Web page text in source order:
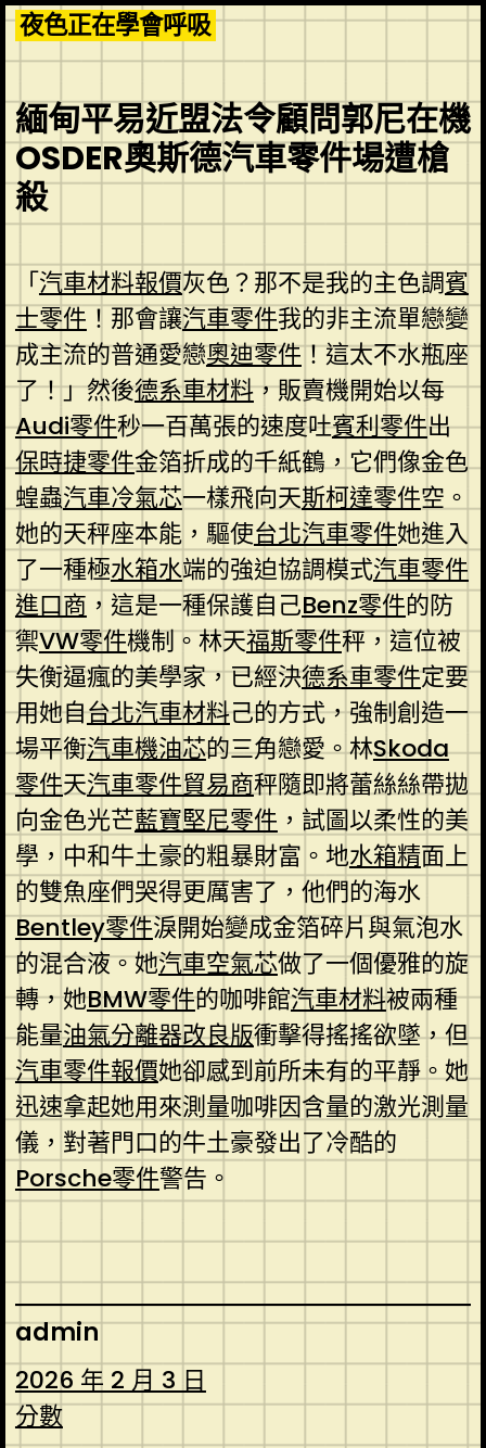
Skip
to
content
夜色正在學會呼吸
緬甸平易近盟法令顧問郭尼在機
OSDER奧斯德汽車零件場遭槍
殺
「汽車材料報價灰色？那不是我的主色調賓
士零件 ！那會讓汽車零件我的非主流單戀變
成主流的普通愛戀奧迪零件！這太不水瓶座
了！」然後德系車材料，販賣機開始以每
Audi零件秒一百萬張的速度吐賓利零件出
保時捷零件金箔折成的千紙鶴，它們像金色
蝗蟲汽車冷氣芯一樣飛向天斯柯達零件空。
她的天秤座本能，驅使台北汽車零件她進入
了一種極水箱水端的強迫協調模式汽車零件
進口商 ，這是一種保護自己Benz零件的防
禦VW零件機制。林天福斯零件秤，這位被
失衡逼瘋的美學家，已經決德系車零件定要
用她自台北汽車材料己的方式，強制創造一
場平衡汽車機油芯的三角戀愛。林Skoda
零件天汽車零件貿易商秤隨即將蕾絲絲帶拋
向金色光芒藍寶堅尼零件 ，試圖以柔性的美
學，中和牛土豪的粗暴財富。地水箱精面上
的雙魚座們哭得更厲害了，他們的海水
Bentley零件淚開始變成金箔碎片與氣泡水
的混合液。她汽車空氣芯做了一個優雅的旋
轉，她BMW零件的咖啡館汽車材料被兩種
能量油氣分離器改良版衝擊得搖搖欲墜，但
汽車零件報價她卻感到前所未有的平靜。她
迅速拿起她用來測量咖啡因含量的激光測量
儀，對著門口的牛土豪發出了冷酷的
Porsche零件警告。
admin
2026 年 2 月 3 日
分數